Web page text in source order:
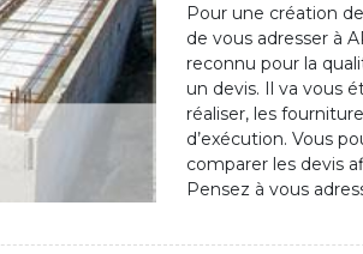
Pour une création
de vous adresser à
reconnu pour la
un devis. Il va vous
réaliser, les
d’exécution. Vous
comparer les devis
Pensez à vous